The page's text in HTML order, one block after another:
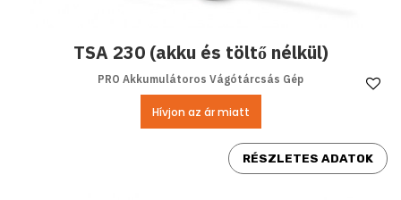
TSA 230 (akku és töltő nélkül)
PRO Akkumulátoros Vágótárcsás Gép
Hívjon az ár miatt
RÉSZLETES ADATOK